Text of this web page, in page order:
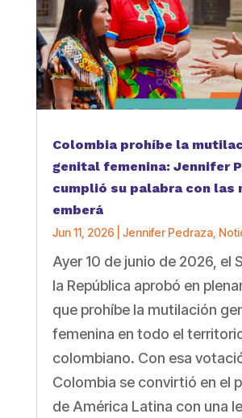
Colombia prohíbe la
genital femenina: Jennifer
cumplió su palabra con las
emberá
Jun 11, 2026 Jennifer Pedraza,
Ayer 10 de junio de 2026, el
la República aprobó en
que prohíbe la mutilación
femenina en todo el
colombiano. Con esa
Colombia se convirtió en el
de América Latina con una